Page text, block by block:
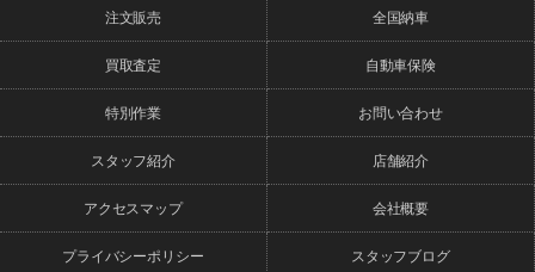
注文販売 全国納車
買取査定 自動車保険
特別作業 お問い合わせ
スタッフ紹介 店舗紹介
アクセスマップ 会社概要
プライバシーポリシー スタッフブログ